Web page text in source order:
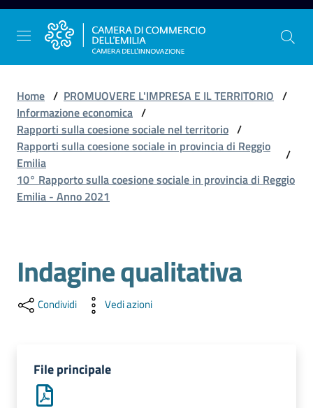
Vai al contenuto
Vai alla navigazione
Vai al footer
La
Camera
dell'Emilia
Promuovere
territorio
Home / PROMUOVERE L'IMPRESA E IL TERRITORIO /
Informazione economica /
Rapporti sulla coesione sociale nel territorio /
Rapporti sulla coesione sociale in provincia di Reggio
Emilia
/
10° Rapporto sulla coesione sociale in provincia di Reggio
Emilia - Anno 2021
Indagine qualitativa
Condividi Vedi azioni
File principale